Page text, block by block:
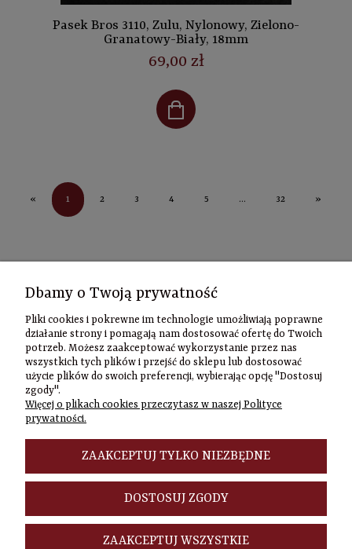
Pasek Bros 3110, Zulu, Nylonowy, Zielono-
Granatowy-Biały, 18mm
69,00 zł
« 1 2 3 4 5 ... 32 »
Szybki
kontakt
Zamówienia
al. Jana Pawła
00-148
Dbamy o Twoją prywatność
Pliki cookies i pokrewne im technologie umożliwiają poprawne
działanie strony i pomagają nam dostosować ofertę do Twoich
potrzeb. Możesz zaakceptować wykorzystanie przez nas
wszystkich tych plików i przejść do sklepu lub dostosować
użycie plików do swoich preferencji, wybierając opcję "Dostosuj
zgody".
Więcej o plikach cookies przeczytasz w naszej Polityce
prywatności.
ZAAKCEPTUJ TYLKO NIEZBĘDNE
DOSTOSUJ ZGODY
ZAAKCEPTUJ WSZYSTKIE